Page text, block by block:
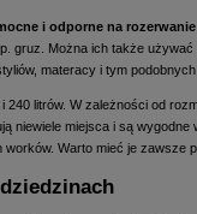
i odporne na rozerwanie
gruz. Można ich także używać
materacy i tym
240 litrów. W zależności od
niewiele miejsca i są wygodne
Warto mieć je zawsze